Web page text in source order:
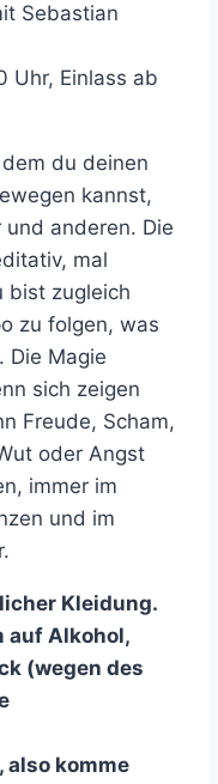
Sebastian
Uhr, Einlass ab
du deinen
kannst,
anderen. Die
mal
bist zugleich
zu folgen, was
Die Magie
sich zeigen
Freude, Scham,
oder Angst
immer im
und im
Kleidung.
auf Alkohol,
(wegen des
also komme